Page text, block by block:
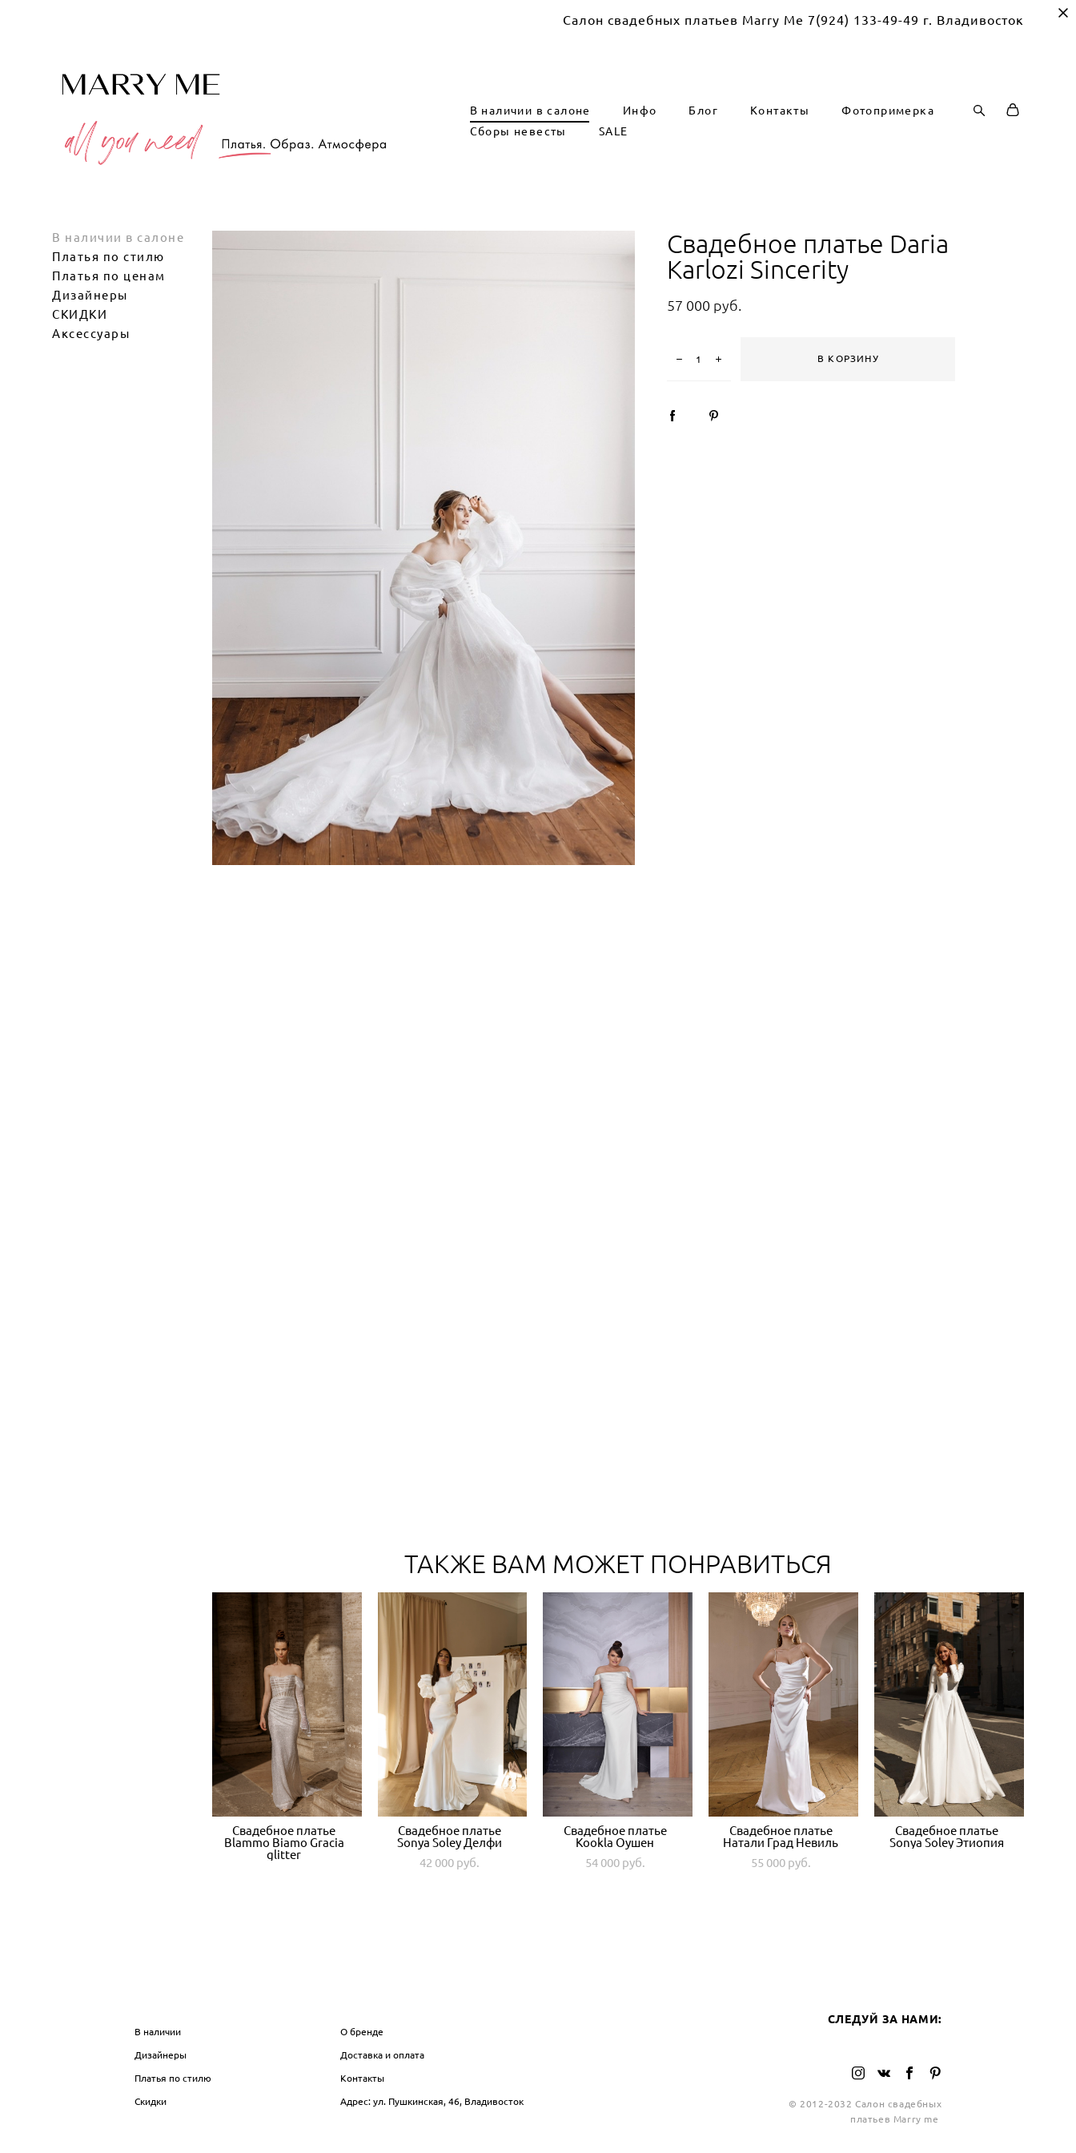
Салон свадебных платьев Marry Me 7(924) 133-49-49 г. Владивосток
В наличии в салоне Инфо Блог Контакты
Фотопримерка
Сборы невесты
SALE
В наличии в салоне
Платья по стилю
Платья по ценам
Дизайнеры
СКИДКИ
Аксессуары
Свадебное платье Daria
Karlozi Sincerity
57 000 pуб.
В КОРЗИНУ
ТАКЖЕ ВАМ МОЖЕТ ПОНРАВИТЬСЯ
Свадебное платье
Blammo Biamo Gracia
glitter
Свадебное платье
Sonya Soley Делфи
42 000 pуб.
Свадебное платье
Kookla Оушен
54 000 pуб.
Свадебное платье
Натали Град Невиль
55 000 pуб.
Свадебное платье
Sonya Soley Этиопия
В наличии
Дизайнеры
Платья по стилю
Скидки
О бренде
Доставка и оплата
Контакты
Адрес: ул. Пушкинская, 46, Владивосток
СЛЕДУЙ ЗА НАМИ:
© 2012-2032 Салон свадебных
платьев Marry me